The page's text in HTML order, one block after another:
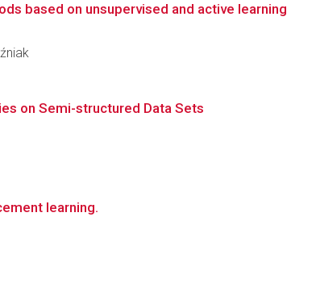
based on unsupervised and active learning
on Semi-structured Data Sets
learning.